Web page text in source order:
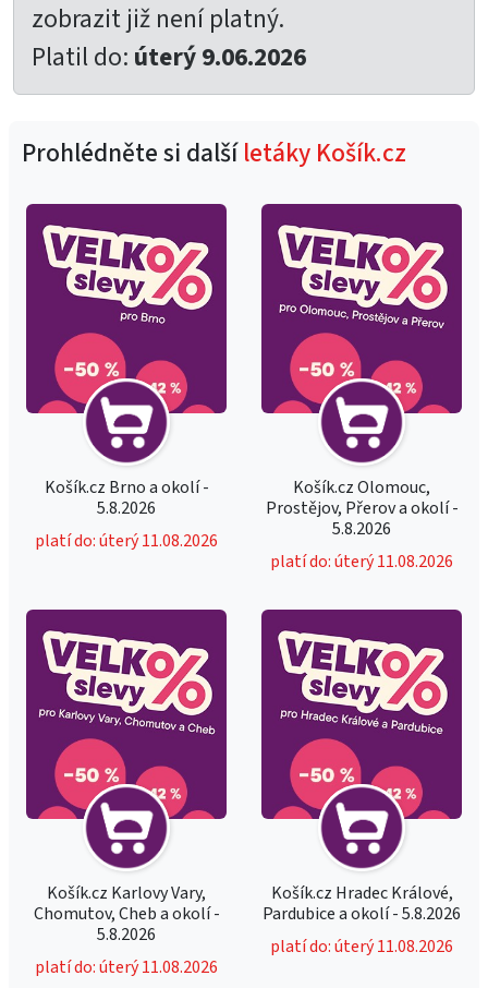
zobrazit již není platný.
Platil do: úterý 9.06.2026
Prohlédněte si dalšíletáky Košík.cz
Košík.cz Brno a okolí -
5.8.2026
platí do: úterý 11.08.2026
Košík.cz Olomouc,
Prostějov, Přerov a okolí -
5.8.2026
platí do: úterý 11.08.2026
Košík.cz Karlovy Vary,
Chomutov, Cheb a okolí -
5.8.2026
platí do: úterý 11.08.2026
Košík.cz Hradec Králové,
Pardubice a okolí - 5.8.2026
platí do: úterý 11.08.2026